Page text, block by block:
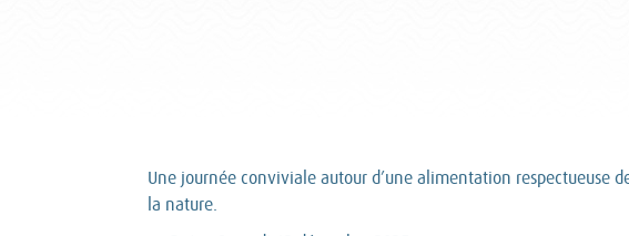
Une journée conviviale autour d’une alimentation respectueuse
la nature.